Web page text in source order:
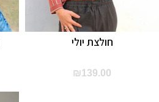
חולצת יולי
₪139.00